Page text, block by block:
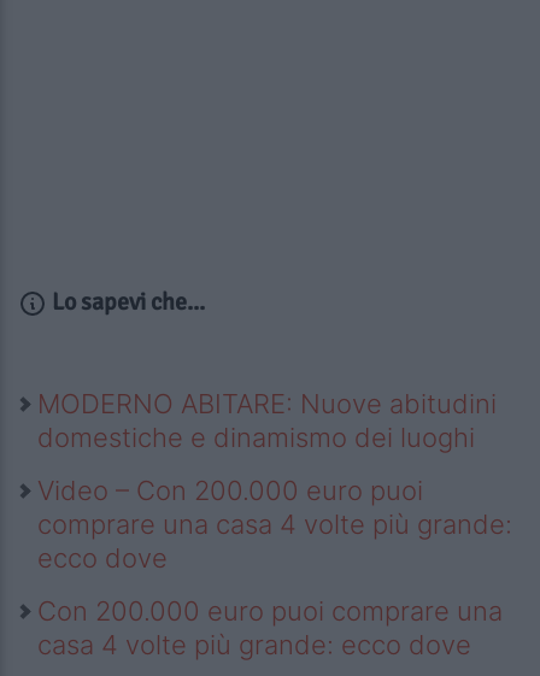
Lo sapevi che...
MODERNO ABITARE: Nuove abitudini
domestiche e dinamismo dei luoghi
Video – Con 200.000 euro puoi
comprare una casa 4 volte più grande:
ecco dove
Con 200.000 euro puoi comprare una
casa 4 volte più grande: ecco dove